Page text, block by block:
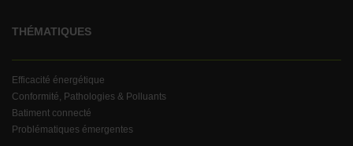
THÉMATIQUES
Efficacité énergétique
Conformité, Pathologies & Polluants
Batiment connecté
Problématiques émergentes